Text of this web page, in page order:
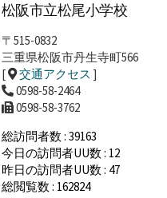
松阪市立松尾小学校
〒515-0832
三重県松阪市丹生寺町566
[
交通アクセス ]
0598-58-2464
0598-58-3762
総訪問者数 : 39163
今日の訪問者UU数 : 12
昨日の訪問者UU数 : 47
総閲覧数 : 162824